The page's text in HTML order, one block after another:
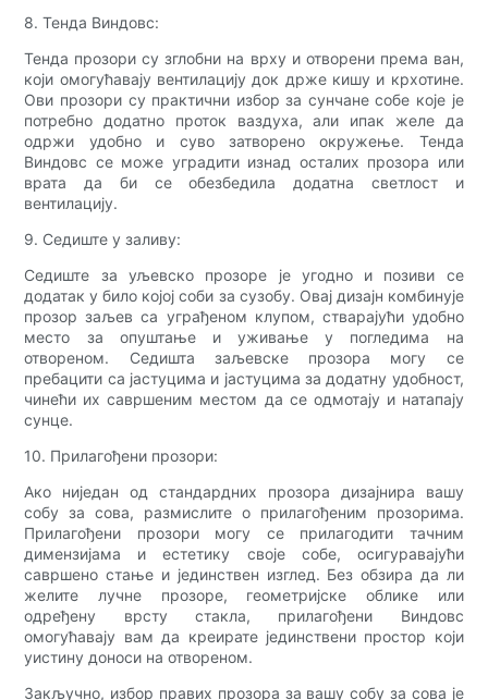
8. Тенда Виндовс:
Тенда прозори су зглобни на врху и отворени према ван,
који омогућавају вентилацију док држе кишу и крхотине.
Ови прозори су практични избор за сунчане собе које је
потребно додатно проток ваздуха, али ипак желе да
одржи удобно и суво затворено окружење. Тенда
Виндовс се може уградити изнад осталих прозора или
врата да би се обезбедила додатна светлост и
вентилацију.
9. Седиште у заливу:
Седиште за уљевско прозоре је угодно и позиви се
додатак у било којој соби за сузобу. Овај дизајн комбинује
прозор заљев са уграђеном клупом, стварајући удобно
место за опуштање и уживање у погледима на
отвореном. Седишта заљевске прозора могу се
пребацити са јастуцима и јастуцима за додатну удобност,
чинећи их савршеним местом да се одмотају и натапају
сунце.
10. Прилагођени прозори:
Ако ниједан од стандардних прозора дизајнира вашу
собу за сова, размислите о прилагођеним прозорима.
Прилагођени прозори могу се прилагодити тачним
димензијама и естетику своје собе, осигуравајући
савршено стање и јединствен изглед. Без обзира да ли
желите лучне прозоре, геометријске облике или
одређену врсту стакла, прилагођени Виндовс
омогућавају вам да креирате јединствени простор који
уистину доноси на отвореном.
Закључно, избор правих прозора за вашу собу за сова је